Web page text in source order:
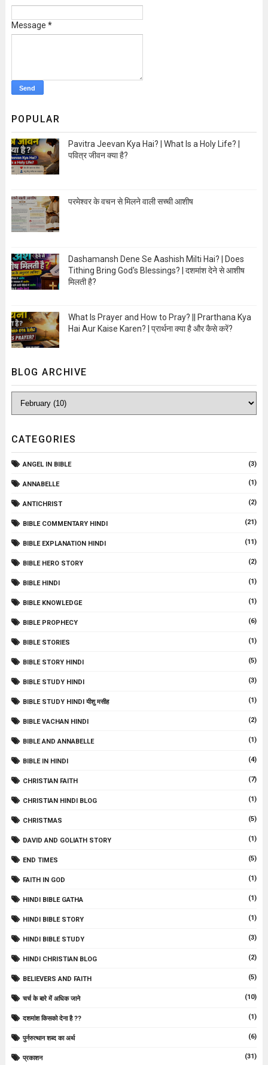
Message *
POPULAR
Pavitra Jeevan Kya Hai? | What Is a Holy Life? |
पवित्र जीवन क्या है?
परमेश्वर के वचन से मिलने वाली सच्ची आशीष
Dashamansh Dene Se Aashish Milti Hai? | Does
Tithing Bring God's Blessings? | दशमांश देने से आशीष
मिलती है?
What Is Prayer and How to Pray? || Prarthana Kya
Hai Aur Kaise Karen? | प्रार्थना क्या है और कैसे करें?
BLOG ARCHIVE
CATEGORIES
ANGEL IN BIBLE (3)
ANNABELLE (1)
ANTICHRIST (2)
BIBLE COMMENTARY HINDI (21)
BIBLE EXPLANATION HINDI (11)
BIBLE HERO STORY (2)
BIBLE HINDI (1)
BIBLE KNOWLEDGE (1)
BIBLE PROPHECY (6)
BIBLE STORIES (1)
BIBLE STORY HINDI (5)
BIBLE STUDY HINDI (3)
BIBLE STUDY HINDI यीशु मसीह (1)
BIBLE VACHAN HINDI (2)
BIBLE AND ANNABELLE (1)
BIBLE IN HINDI (4)
CHRISTIAN FAITH (7)
CHRISTIAN HINDI BLOG (1)
CHRISTMAS (5)
DAVID AND GOLIATH STORY (1)
END TIMES (5)
FAITH IN GOD (1)
HINDI BIBLE GATHA (1)
HINDI BIBLE STORY (1)
HINDI BIBLE STUDY (3)
HINDI CHRISTIAN BLOG (2)
BELIEVERS AND FAITH (5)
चर्च के बारे में अधिक जाने (10)
दशमांश किसको देना है ?? (1)
पुर्नरुत्थान शब्द का अर्थ (6)
प्रकाशन (31)